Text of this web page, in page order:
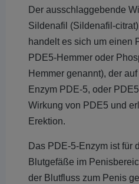
Der ausschlaggebende
Sildenafil (Sildenafil-
handelt es sich um einen
PDE5-Hemmer oder
Hemmer genannt), der
Enzym PDE-5, oder
Wirkung von PDE5 und
Erektion.
Das PDE-5-Enzym ist für
Blutgefäße im
der Blutfluss zum Penis